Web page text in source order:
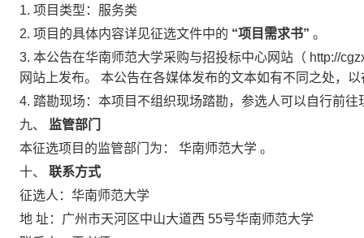
1. 项目类型：服务类
2. 项目的具体内容详见征选文件中的 “项目需求书” 。
3. 本公告在华南师范大学采购与招投标中心网站（ http://
网站上发布。 本公告在各媒体发布的文本如有不同之处，
4. 踏勘现场：本项目不组织现场踏勘，参选人可以自行前往
九、
监管部门
本征选项目的监管部门为： 华南师范大学 。
十、 联系方式
征选人：华南师范大学
地 址：广州市天河区中山大道西 55号华南师范大学